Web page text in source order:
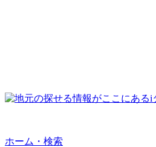
ホーム・検索